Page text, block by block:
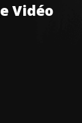
Vidéo